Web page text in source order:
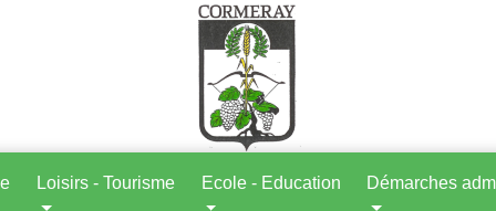
Loisirs - Tourisme Ecole - Education Démarches